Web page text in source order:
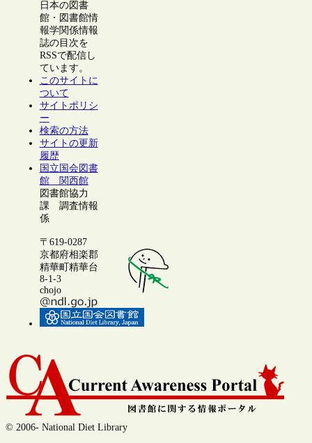
日本の図書
館・図書館情
報学関係情報
誌の目次を
RSSで配信し
ています。
このサイトに
ついて
サイトポリシ
ー
検索の方法
サイトの更新
履歴
国立国会図書
館 関西館
図書館協力
課 調査情報
係
〒619-0287
京都府相楽郡
精華町精華台
8-1-3
chojo
© 2006- National Diet Library